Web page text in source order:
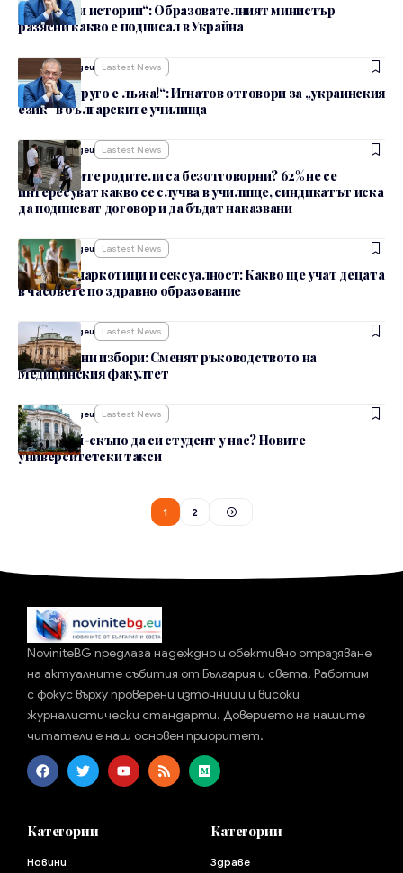
„Съчинени истории“: Образователният министър
разясни какво е подписал в Украйна
admin_nbgeu Lastest News
„Всичко друго е лъжа!“: Игнатов отговори за „украинския
език“ в българските училища
Отadmin_nbgeu Lastest News
Българските родители са безотговорни? 62% не се
интересуват какво се случва в училище, синдикатът иска
да подписват договор и да бъдат наказвани
От admin_nbgeu Lastest News
Хранене, наркотици и сексуалност: Какво ще учат децата
в часовете по здравно образование
admin_nbgeu Lastest News
След спорни избори: Сменят ръководството на
Медицинския факултет
Отadmin_nbgeu Lastest News
Къде е най-скъпо да си студент у нас? Новите
университетски такси
1 2
NoviniteBG предлага надеждно и обективно отразяване
на актуалните събития от България и света. Работим
с фокус върху проверени източници и високи
журналистически стандарти. Доверието на нашите
читатели е наш основен приоритет.
Категории
Новини
Категории
Здраве